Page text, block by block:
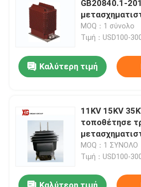
Θρυαλλίδα HRC
Αφαιρέστε την ασφάλεια
Ξηρός μετασχηματιστής
Συμπαγής υποσταθμός
GB20840.1-
MOQ：1 σύνολο
Τιμή：USD100-
Καλύτερη τιμή
11KV 15KV
τοποθέτησε
υπαίθριο ξηρό
MOQ：1 ΣΥΝΟΛΟ
Τιμή：USD100-